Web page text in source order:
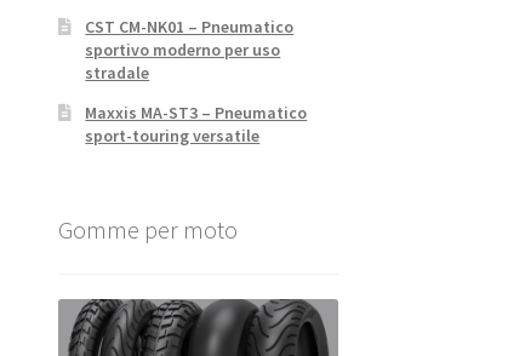
CST CM-NK01 – Pneumatico
sportivo moderno per uso
stradale
Maxxis MA-ST3 – Pneumatico
sport-touring versatile
Gomme per moto